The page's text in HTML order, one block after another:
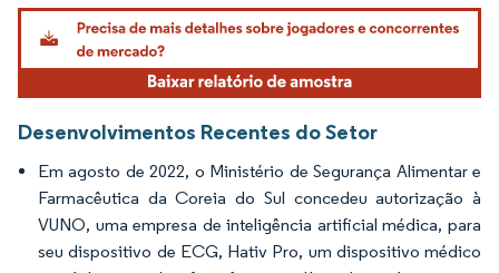
Imagem © Mordor Intelligence. O reuso requer atribuição conforme CC BY 4.0.
Desenvolvimentos Recentes do Setor
Em agosto de 2022, o Ministério de Segurança Alimentar e
Farmacêutica da Coreia do Sul concedeu autorização à
VUNO, uma empresa de inteligência artificial médica, para
seu dispositivo de ECG, Hativ Pro, um dispositivo médico